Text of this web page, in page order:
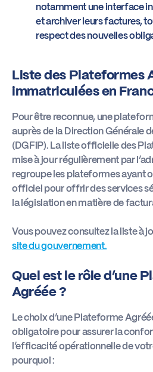
notamment une interface
et archiver leurs factures,
respect des nouvelles
Liste des Plateformes
immatriculées en
Pour être reconnue, une
auprès de la Direction Générale
(DGFiP). La liste officielle des
mise à jour régulièrement par
regroupe les plateformes ayant
officiel pour offrir des services
la législation en matière de
Vous pouvez consultez la liste à
site du gouvernement.
Quel est le rôle d’une
Agréée ?
Le choix d’une Plateforme
obligatoire pour assurer la
l’efficacité opérationnelle de
pourquoi :